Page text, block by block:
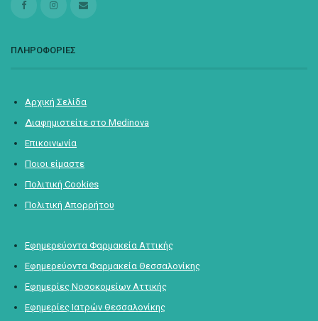
ΠΛΗΡΟΦΟΡΙΕΣ
Αρχική Σελίδα
Διαφημιστείτε στο Medinova
Επικοινωνία
Ποιοι είμαστε
Πολιτική Cookies
Πολιτική Απορρήτου
Εφημερεύοντα Φαρμακεία Αττικής
Εφημερεύοντα Φαρμακεία Θεσσαλονίκης
Εφημερίες Νοσοκομείων Αττικής
Εφημερίες Ιατρών Θεσσαλονίκης